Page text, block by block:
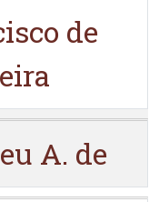
de
A. de